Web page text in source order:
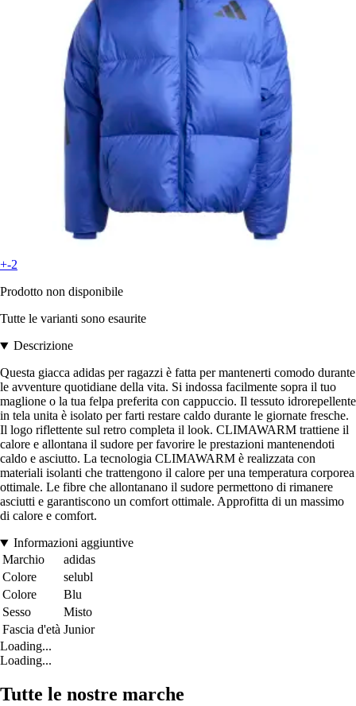
+-2
Prodotto non disponibile
Tutte le varianti sono esaurite
Descrizione
Questa giacca adidas per ragazzi è fatta per mantenerti comodo durante
le avventure quotidiane della vita. Si indossa facilmente sopra il tuo
maglione o la tua felpa preferita con cappuccio. Il tessuto idrorepellente
in tela unita è isolato per farti restare caldo durante le giornate fresche.
Il logo riflettente sul retro completa il look. CLIMAWARM trattiene il
calore e allontana il sudore per favorire le prestazioni mantenendoti
caldo e asciutto. La tecnologia CLIMAWARM è realizzata con
materiali isolanti che trattengono il calore per una temperatura corporea
ottimale. Le fibre che allontanano il sudore permettono di rimanere
asciutti e garantiscono un comfort ottimale. Approfitta di un massimo
di calore e comfort.
Informazioni aggiuntive
Marchio
adidas
Colore
selubl
Colore
Blu
Sesso
Misto
Fascia d'età Junior
Loading...
Loading...
Tutte le nostre marche